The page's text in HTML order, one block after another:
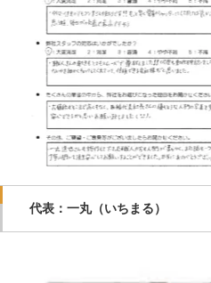
代表：一丸（いちまる）